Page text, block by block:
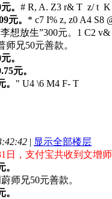
。 # R, A. Z3 r& T z/ t K
元。 * c7 I% z, z0 A4 S8
想放生”300元。 1 C2
师兄50元善款。
。
元。
" U4 \6 M4 F- T
| 显示全部楼层
日，支付宝共收到文增师
师兄50元善款。